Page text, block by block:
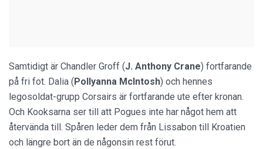
Samtidigt är Chandler Groff (J. Anthony Crane) fortfarande
på fri fot. Dalia (Pollyanna McIntosh) och hennes
legosoldat-grupp Corsairs är fortfarande ute efter kronan.
Och Kooksarna ser till att Pogues inte har något hem att
återvända till. Spåren leder dem från Lissabon till Kroatien
och längre bort än de någonsin rest förut.